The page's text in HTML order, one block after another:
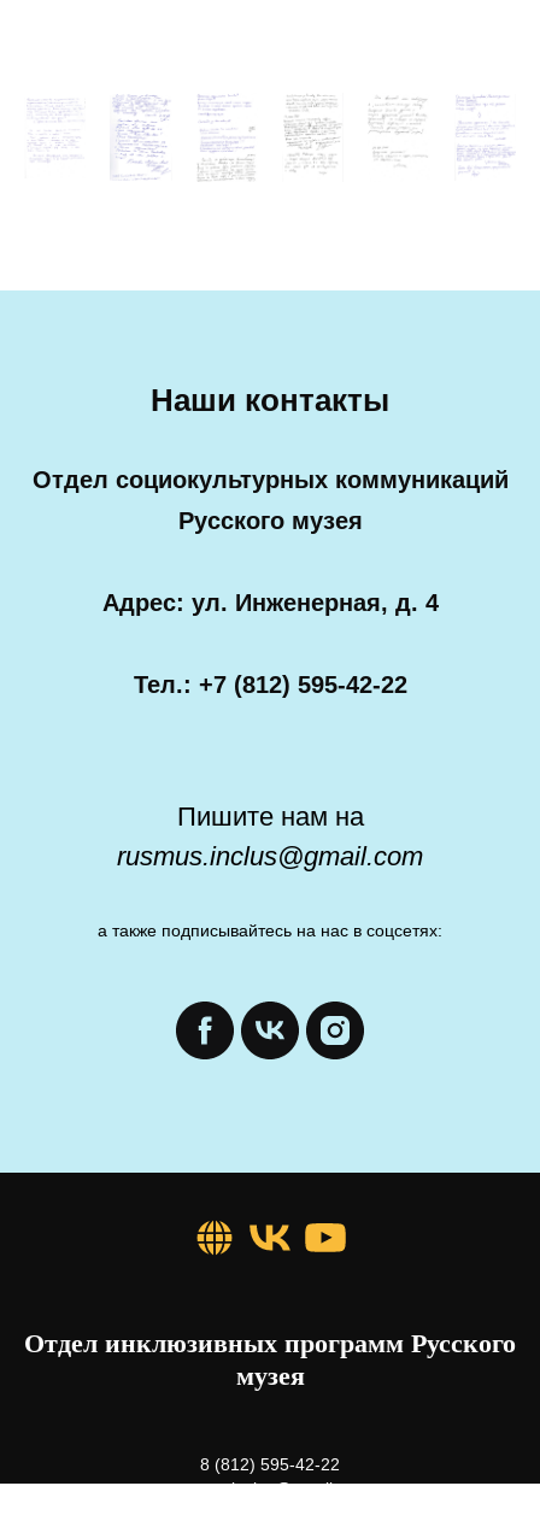
Наши контакты
Отдел социокультурных коммуникаций
Русского музея
Адрес: ул. Инженерная, д. 4
Тел.: +7 (812) 595-42-22
Пишите нам на
rusmus.inclus@gmail.com
а также подписывайтесь на нас в соцсетях:
Отдел инклюзивных программ Русского
музея
8 (812) 595-42-22
rusmus.inclus@gmail.com